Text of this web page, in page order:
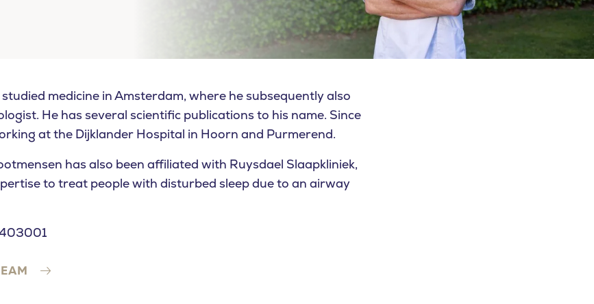
looking for?
medicine in Amsterdam, where he subsequently also
He has several scientific publications to his name. Since
at the Dijklander Hospital in Hoorn and Purmerend.
has also been affiliated with Ruysdael Slaapkliniek,
to treat people with disturbed sleep due to an airway